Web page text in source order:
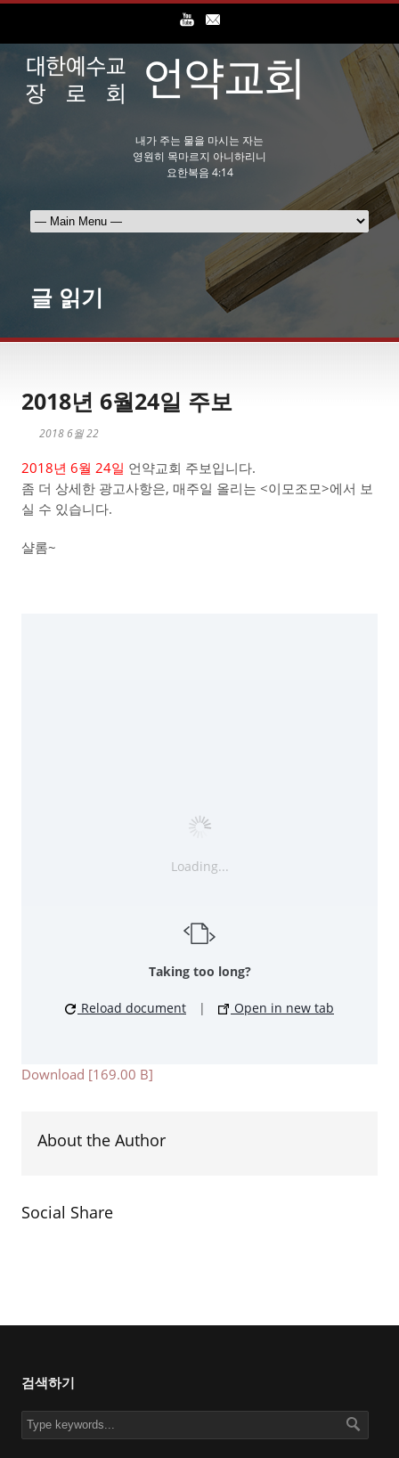
내가 주는 물을 마시는 자는
영원히 목마르지 아니하리니
요한복음 4:14
글 읽기
2018년 6월24일 주보
2018 6월 22
2018년 6월 24일 언약교회 주보입니다.
좀 더 상세한 광고사항은, 매주일 올리는 <이모조모>에서 보
실 수 있습니다.
샬롬~
Loading...
Taking too long?
Reload document | Open in new tab
Download [169.00 B]
About the Author
Social Share
검색하기